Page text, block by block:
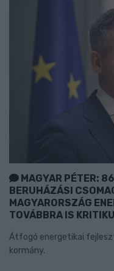
MAGYAR PÉTER:
BERUHÁZÁSI
MAGYARORSZÁG
TOVÁBBRA IS
Átfogó energetikai
kormány.